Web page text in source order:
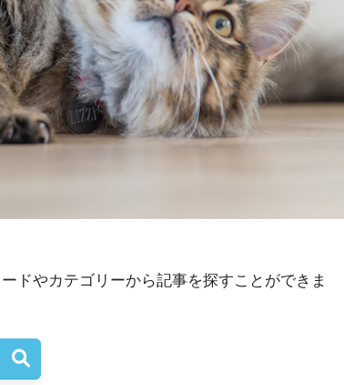
ドやカテゴリーから記事を探すことができま